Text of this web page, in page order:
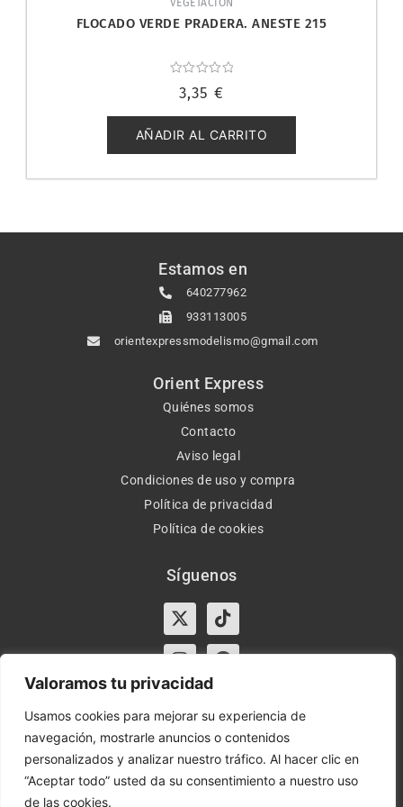
Valoramos tu privacidad
Usamos cookies para mejorar su experiencia de
navegación, mostrarle anuncios o contenidos
personalizados y analizar nuestro tráfico. Al hacer clic en
“Aceptar todo” usted da su consentimiento a nuestro uso
de las cookies.
FLOCADO VERDE PRADERA. ANESTE 215
con
de
5
3,35 €
AÑADIR AL CARRITO
Estamos en
640277962
933113005
orientexpressmodelismo@gmail.com
Orient Express
Quiénes somos
Contacto
Aviso legal
Condiciones de uso y compra
Política de privacidad
Política de cookies
Síguenos
X-
twitter
Tiktok
InstagramFacebook
Horario:
Lun-Vie de 10:00-13:30 y 17:00-20:00 – Sáb de
10:00-13:30